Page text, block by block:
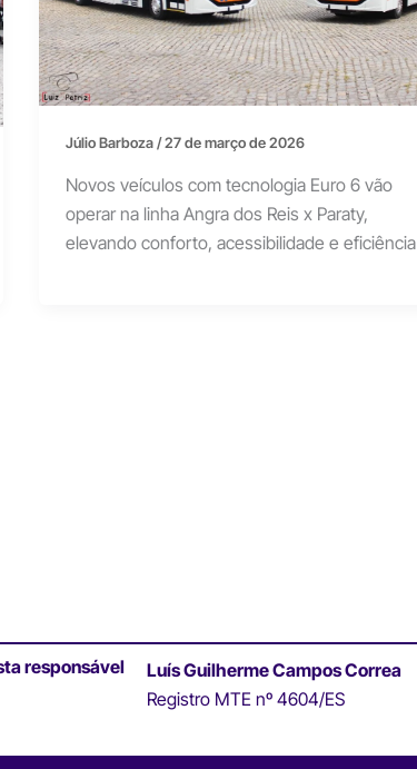
Júlio Barboza/27 de março de 2026
Novos veículos com tecnologia Euro 6 vão
operar na linha Angra dos Reis x Paraty,
elevando conforto, acessibilidade e eficiência
responsável
Luís Guilherme Campos Correa
Registro MTE nº 4604/ES